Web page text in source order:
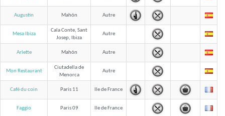
Augustin Mahón Autre
Mesa Ibiza
Cala Conte, Sant
Josep, Ibiza
Autre
Arlette Mahón Autre
Mon Restaurant
Ciutadella de
Menorca
Autre
Café du coin Paris 11 Ile de France
Faggio Paris 09 Ile de France